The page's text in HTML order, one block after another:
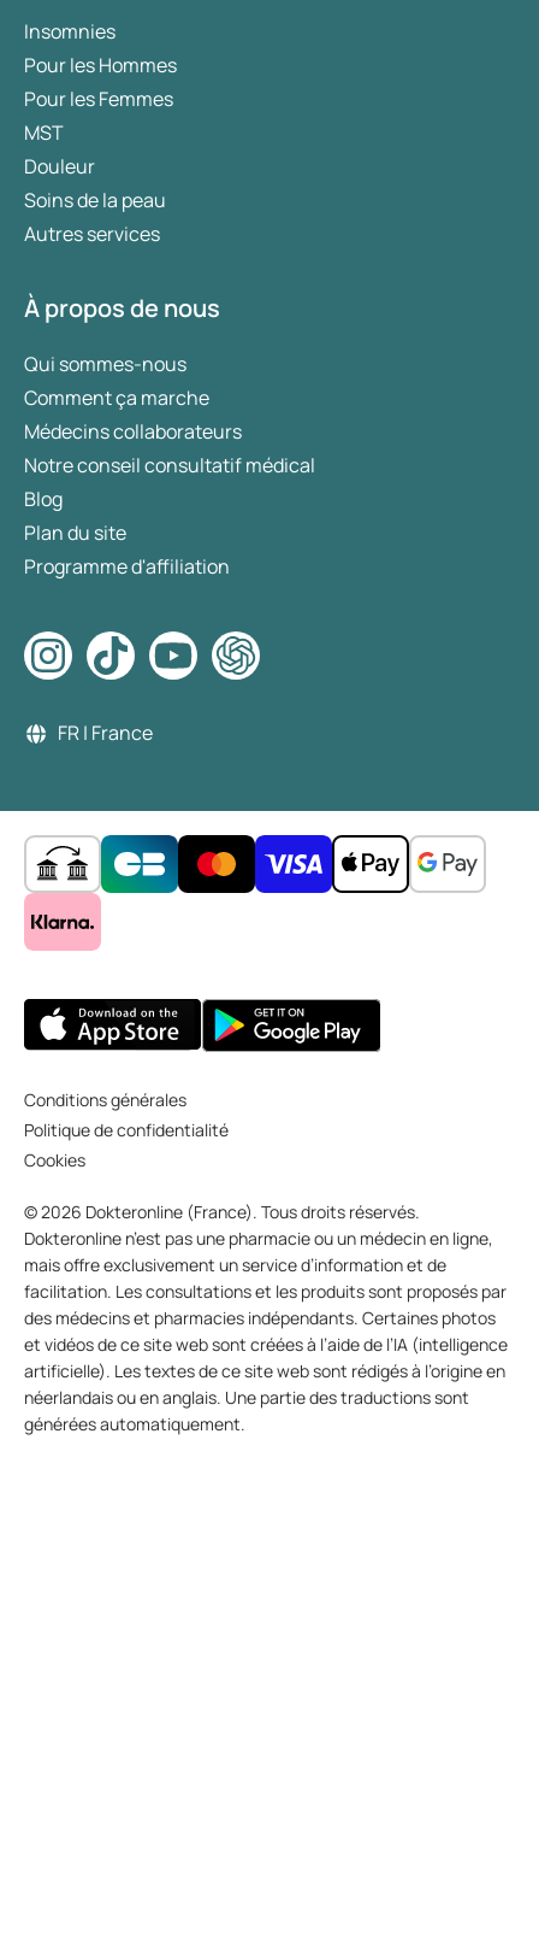
Insomnies
Pour les Hommes
Pour les Femmes
MST
Douleur
Soins de la peau
Autres services
À propos de nous
Qui sommes-nous
Comment ça marche
Médecins collaborateurs
Notre conseil consultatif médical
Blog
Plan du site
Programme d'affiliation
FR | France
Conditions générales
Politique de confidentialité
Cookies
© 2026 Dokteronline (France). Tous droits réservés.
Dokteronline n’est pas une pharmacie ou un médecin en ligne,
mais offre exclusivement un service d’information et de
facilitation. Les consultations et les produits sont proposés par
des médecins et pharmacies indépendants. Certaines photos
et vidéos de ce site web sont créées à l’aide de l’IA (intelligence
artificielle). Les textes de ce site web sont rédigés à l’origine en
néerlandais ou en anglais. Une partie des traductions sont
générées automatiquement.